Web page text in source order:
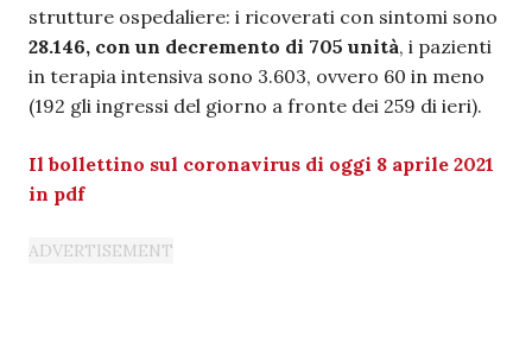
strutture ospedaliere: i ricoverati con sintomi sono
28.146, con un decremento di 705 unità, i pazienti
in terapia intensiva sono 3.603, ovvero 60 in meno
(192 gli ingressi del giorno a fronte dei 259 di ieri).
Il bollettino sul coronavirus di oggi 8 aprile 2021
in pdf